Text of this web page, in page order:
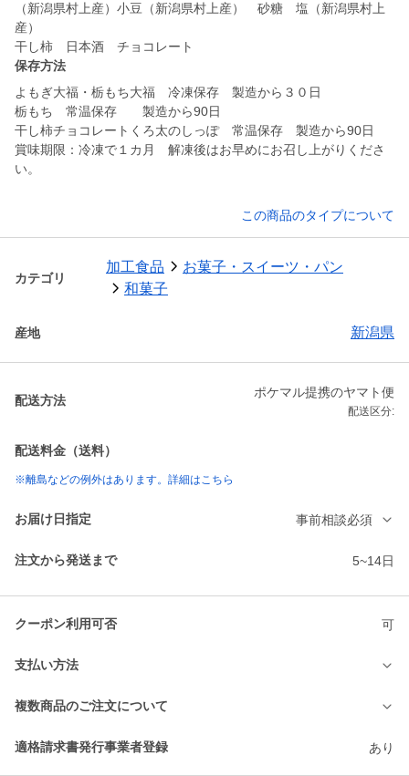
（新潟県村上産）小豆（新潟県村上産） 砂糖 塩（新潟県村上
産）
干し柿 日本酒 チョコレート
保存方法
よもぎ大福・栃もち大福 冷凍保存 製造から３０日
栃もち 常温保存 製造から90日
干し柿チョコレートくろ太のしっぽ 常温保存 製造から90日
賞味期限：冷凍で１カ月 解凍後はお早めにお召し上がりくださ
い。
この商品のタイプについて
カテゴリ
加工食品
お菓子・スイーツ・パン
和菓子
産地 新潟県
配送方法
ポケマル提携のヤマト便
配送区分:
配送料金（送料）
※離島などの例外はあります。詳細はこちら
お届け日指定 事前相談必須
注文から発送まで 5~14日
クーポン利用可否 可
支払い方法
複数商品のご注文について
適格請求書発行事業者登録 あり